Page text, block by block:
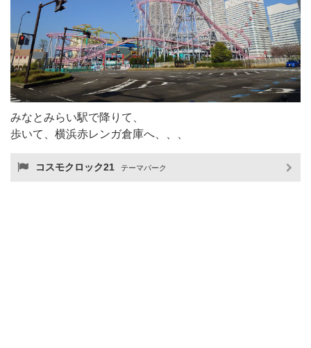
みなとみらい駅で降りて、
歩いて、横浜赤レンガ倉庫へ、、、
コスモクロック21 テーマパーク